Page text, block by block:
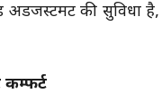
अडजस्टमेंट की सुविधा